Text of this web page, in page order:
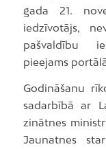
gada 21.
iedzīvotājs,
pašvaldību
pieejams
Godināšanu
sadarbībā ar
zinātnes
Jaunatnes